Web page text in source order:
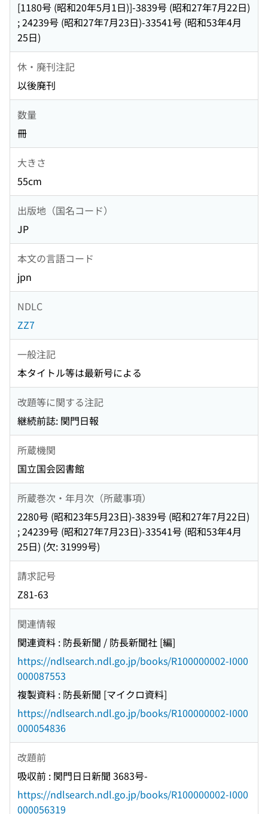
[1180号 (昭和20年5月1日)]-3839号 (昭和27年7月22日)
; 24239号 (昭和27年7月23日)-33541号 (昭和53年4月
25日)
休・廃刊注記
以後廃刊
数量
冊
大きさ
55cm
出版地（国名コード）
JP
本文の言語コード
jpn
NDLC
ZZ7
一般注記
本タイトル等は最新号による
改題等に関する注記
継続前誌: 関門日報
所蔵機関
国立国会図書館
所蔵巻次・年月次（所蔵事項）
2280号 (昭和23年5月23日)-3839号 (昭和27年7月22日)
; 24239号 (昭和27年7月23日)-33541号 (昭和53年4月
25日) (欠: 31999号)
請求記号
Z81-63
関連情報
関連資料 : 防長新聞 / 防長新聞社 [編]
https://ndlsearch.ndl.go.jp/books/R100000002-I000
000087553
複製資料 : 防長新聞 [マイクロ資料]
https://ndlsearch.ndl.go.jp/books/R100000002-I000
000054836
改題前
吸収前 : 関門日日新聞 3683号-
https://ndlsearch.ndl.go.jp/books/R100000002-I000
000056319